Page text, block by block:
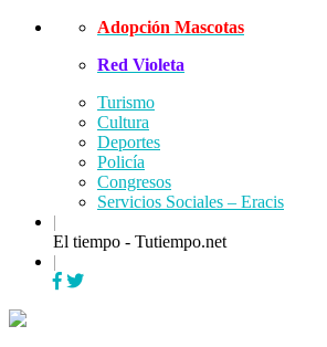
Skip
Adopción Mascotas
Red Violeta
Turismo
Cultura
Deportes
Policía
Congresos
Servicios Sociales – Eracis
|
El tiempo - Tutiempo.net
|